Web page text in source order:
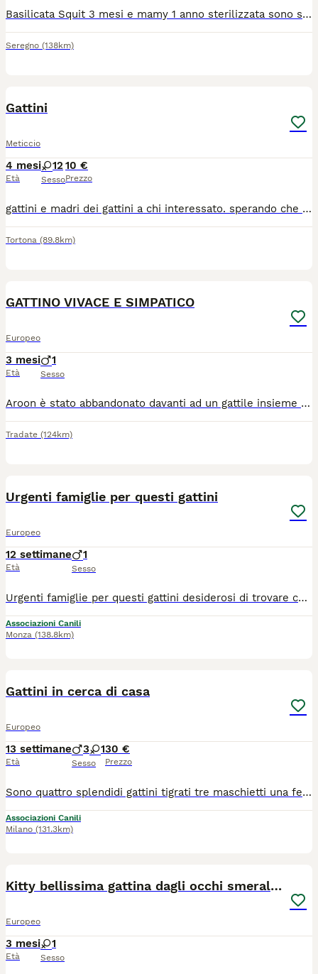
Basilicata Squit 3 mesi e mamy 1 anno sterilizzata sono state recuperate sul territorio attualmente si trovano in stallo casalingo, usano la lettiera, sono abituate alla presenza umana a vivere insieme per questo si consiglia adozione di coppia , preferiremmo una situazione di adozione con giardino/terrazzo in sicurezza
Seregno (138km)
Gattini
Meticcio
4 mesi
Età
12
Sesso
10 €
Prezzo
gattini e madri dei gattini a chi interessato. sperando che trovino una casa che li accolga con tanto amore
Tortona (89.8km)
GATTINO VIVACE E SIMPATICO
Europeo
3 mesi
Età
1
Sesso
Aroon è stato abbandonato davanti ad un gattile insieme ad altri 4 gattini. Subito portato a casa di una volontaria è cresciuto in un ambiente sereno, coccolato e socializzatissimo. Si affida, dopo preaffido, a Varese-Como con modulo affido e contributo spese per l'associazione.
Tradate (124km)
Urgenti famiglie per questi gattini
Europeo
12 settimane
Età
1
Sesso
Urgenti famiglie per questi gattini desiderosi di trovare casa... tutti vittime dell' abbandono. Cresciuti in casa Usano gia la lettiera. Per informazioni 34/ 0578/ 3896.. Chiamateci per salvarne uno Vengono affidati solo in casa e in sicurezza.. arrivano CON STAFFETTA.
Associazioni Canili
Monza (138.8km)
Gattini in cerca di casa
Europeo
13 settimane
Età
3 1
Sesso
30 €
Prezzo
Sono quattro splendidi gattini tigrati tre maschietti una femminuccia buoni affettuosi nati in casa . I gattini sono stati testati fiv e felv negativi sono sverminati e trattati con antiparassitario. Se volete venire a conoscerli contattate Dalila al 347 84 86 232
Associazioni Canili
Milano (131.3km)
Kitty bellissima gattina dagli occhi smeraldo
Europeo
3 mesi
Età
1
Sesso